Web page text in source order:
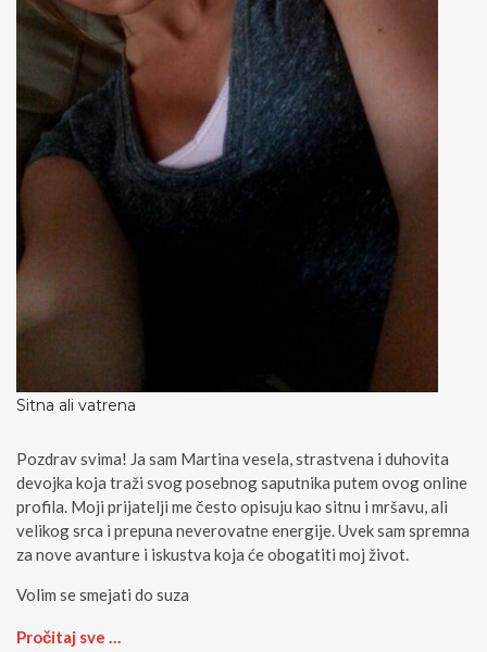
Sitna ali vatrena
Pozdrav svima! Ja sam Martina vesela, strastvena i duhovita
devojka koja traži svog posebnog saputnika putem ovog online
profila. Moji prijatelji me često opisuju kao sitnu i mršavu, ali
velikog srca i prepuna neverovatne energije. Uvek sam spremna
za nove avanture i iskustva koja će obogatiti moj život.
Volim se smejati do suza
S
Pročitaj sve …